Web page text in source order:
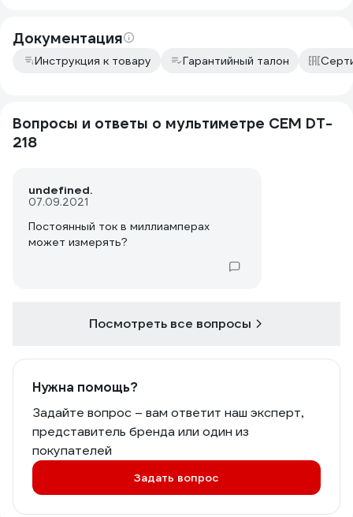
Документация
Инструкция к товару Гарантийный талон
Вопросы и ответы о мультиметре СЕМ DT-
218
undefined.
07.09.2021
Постоянный ток в миллиамперах
может измерять?
Посмотреть все вопросы
Нужна помощь?
Задайте вопрос – вам ответит наш эксперт,
представитель бренда или один из
покупателей
Задать вопрос